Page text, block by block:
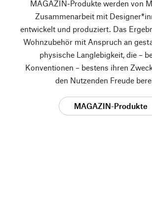
MAGAZIN-Produkte werden von
Zusammenarbeit mit
entwickelt und produziert. Das
Wohnzubehör mit Anspruch an
physische Langlebigkeit, die –
Konventionen – bestens ihren
den Nutzenden Freude
MAGAZIN-Produkte